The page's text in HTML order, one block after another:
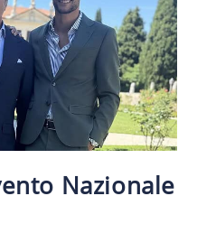
Nazionale